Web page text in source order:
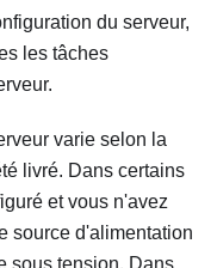
du serveur,
les tâches
varie selon la
livré. Dans certains
et vous n'avez
source d'alimentation